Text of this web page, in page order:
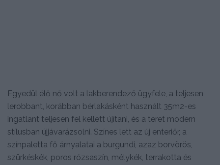
Egyedül élő nő volt a lakberendező ügyfele, a teljesen
lerobbant, korábban bérlakásként használt 35m2-es
ingatlant teljesen fel kellett újítani, és a teret modern
stílusban újjávarázsolni. Színes lett az új enteriőr, a
színpaletta fő árnyalatai a burgundi, azaz borvörös,
szürkéskék, poros rózsaszín, mélykék, terrakotta és